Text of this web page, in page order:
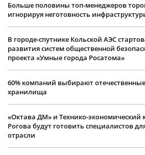
Больше половины топ-менеджеров
игнорируя неготовность
В городе-спутнике Кольской АЭС
развития систем общественной
проекта «Умные города Росатома»
60% компаний выбирают
хранилища
«Октава ДМ» и Технико-экономический
Рогова будут готовить специалистов
отрасли